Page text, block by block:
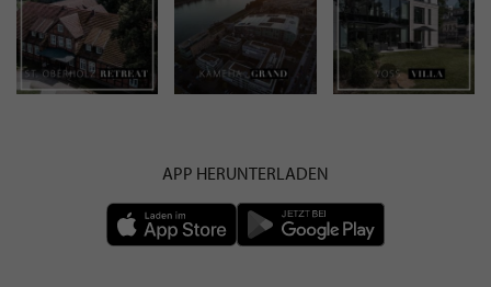
APP HERUNTERLADEN